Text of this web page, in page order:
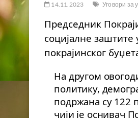
14.11.2023 Уговори за
Председник
социјалне заштите
покрајинског
На другом
политику,
подржана су 122
чији је оснивач